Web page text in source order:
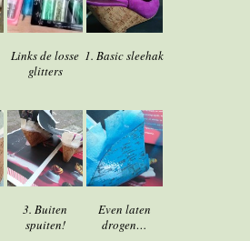
Links de losse
glitters
1. Basic sleehak
3. Buiten
spuiten!
Even laten
drogen…